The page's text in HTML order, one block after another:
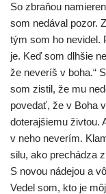
So zbra­ňou
som nedá­val pozor.
tým som ho nevi­del.
je. Keď som dlh­šie
že neve­ríš v boha.“
som zis­til, že mu
pove­dať, že v Boha
dote­raj­šie­mu živ­tou.
v neho neve­rím.
silu, ako pre­chá­dza
S novou náde­jou a
Vedel som, kto je